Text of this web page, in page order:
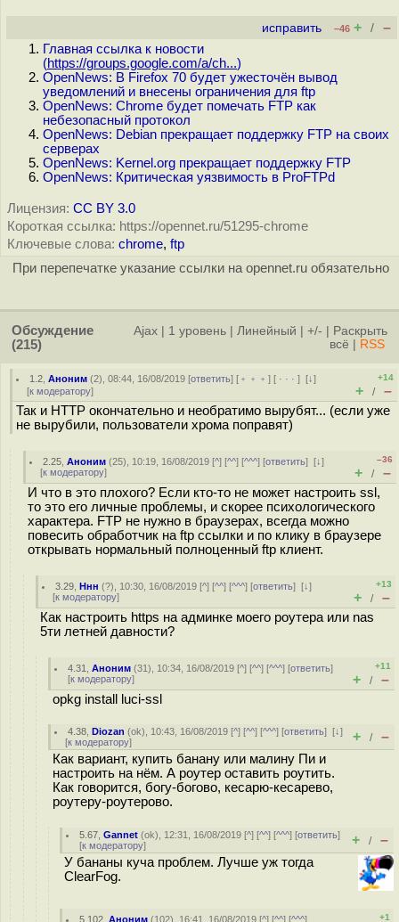
исправить –46 + / –
Главная ссылка к новости
(https://groups.google.com/a/ch...)
OpenNews: В Firefox 70 будет ужесточён вывод
уведомлений и внесены ограничения для ftp
OpenNews: Chrome будет помечать FTP как
небезопасный протокол
OpenNews: Debian прекращает поддержку FTP на своих
серверах
OpenNews: Kernel.org прекращает поддержку FTP
OpenNews: Критическая уязвимость в ProFTPd
Лицензия: CC BY 3.0
Короткая ссылка: https://opennet.ru/51295-chrome
Ключевые слова: chrome, ftp
При перепечатке указание ссылки на opennet.ru обязательно
Обсуждение
(215)
Ajax 1 уровень Линейный +/-
Раскрыть
всё
RSS
1.2 ,Аноним (2), 08:44, 16/08/2019 [ответить] [ ﹢﹢﹢] [ · · ·][↓]
[к модератору]
+14
+ / –
Так и HTTP окончательно и необратимо вырубят... (если уже
не вырубили, пользователи хрома поправят)
2.25 ,Аноним (25), 10:19, 16/08/2019 [^] [^^] [^^^] [ответить][↓]
[к модератору]
–36
+ / –
И что в это плохого? Если кто-то не может настроить ssl,
то это его личные проблемы, и скорее психологического
характера. FTP не нужно в браузерах, всегда можно
повесить обработчик на ftp ссылки и по клику в браузере
открывать нормальный полноценный ftp клиент.
3.29 ,Ннн (?), 10:30, 16/08/2019 [^] [^^] [^^^] [ответить][↓]
[к модератору]
+13
+ / –
Как настроить https на админке моего роутера или nas
5ти летней давности?
4.31 ,Аноним (31), 10:34, 16/08/2019 [^] [^^] [^^^] [ответить]
[к модератору]
+11
+ / –
opkg install luci-ssl
4.38 ,Diozan (ok), 10:43, 16/08/2019 [^] [^^] [^^^] [ответить][↓]
[к модератору] + / –
Как вариант, купить банану или малину Пи и
настроить на нём. А роутер оставить роутить.
Как говорится, богу-богово, кесарю-кесарево,
роутеру-роутерово.
5.67 ,Gannet (ok), 12:31, 16/08/2019 [^] [^^] [^^^] [ответить]
[к модератору] + / –
У бананы куча проблем. Лучше уж тогда
ClearFog.
5.102 ,Аноним (102), 16:41, 16/08/2019 [^] [^^] [^^^]
+1